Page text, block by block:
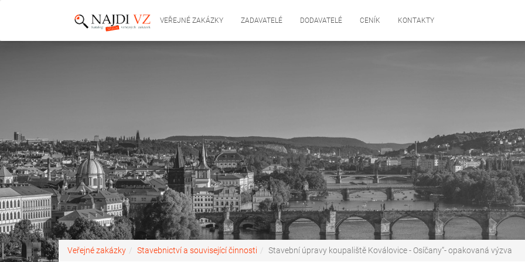
VEŘEJNÉ ZAKÁZKY ZADAVATELÉ DODAVATELÉ CENÍK KONTAKTY
Veřejné zakázky Stavebnictví a související činnosti Stavební úpravy koupaliště Koválovice - Osíčany“- opakovaná výzva